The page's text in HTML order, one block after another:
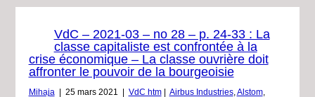
VdC – 2021-03 – no 28 – p. 24-33 : La
classe capitaliste est confrontée à la
crise économique – La classe ouvrière doit
affronter le pouvoir de la bourgeoisie
Mihaja 25 mars 2021 VdC htm Airbus Industries, Alstom,